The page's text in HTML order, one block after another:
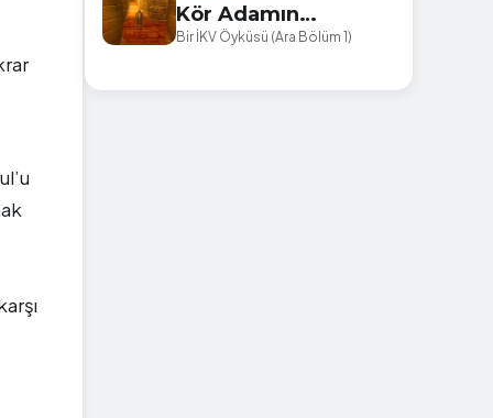
Kör Adamın
Gördükleri
Bir İKV Öyküsü (Ara Bölüm 1)